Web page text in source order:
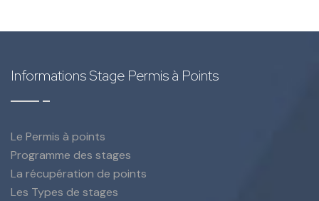
Informations Stage Permis à Points
Le Permis à points
Programme des stages
La récupération de points
Les Types de stages